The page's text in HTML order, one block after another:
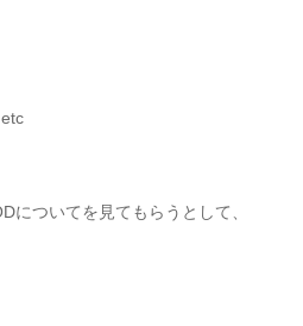
についてを見てもらうとして、